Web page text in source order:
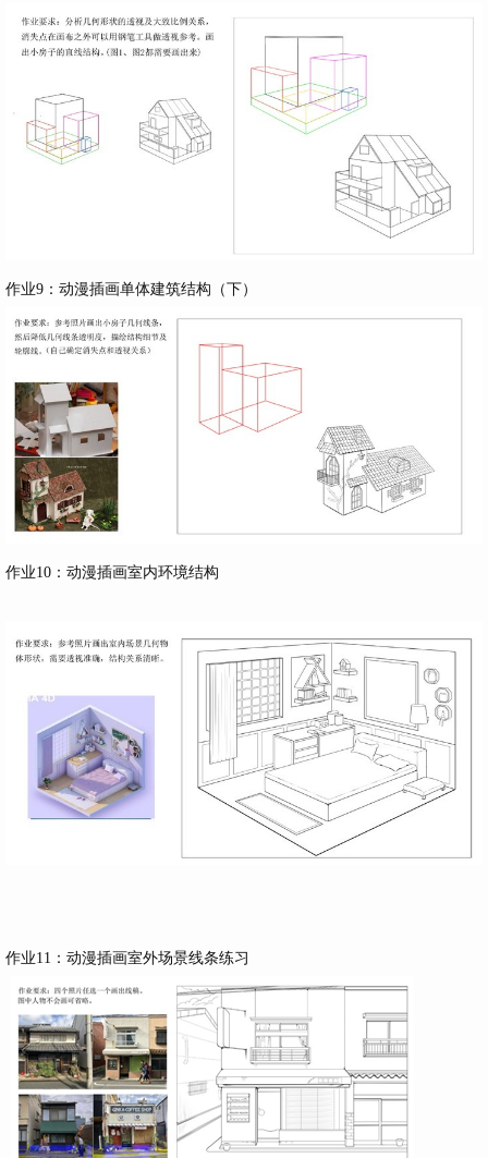
作业9：动漫插画单体建筑结构（下）
作业10：动漫插画室内环境结构
作业11：动漫插画室外场景线条练习